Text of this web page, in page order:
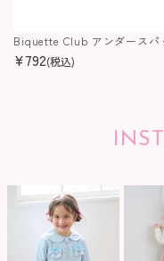
Biquette Club アンダースパ
¥792(税込)